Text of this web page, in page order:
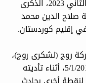
آرك نيوز... تمر اليوم 5 من شهر كانون الثاني 2023، الذكرى
صلاح الدين محمد
إقليم كوردستان.
روج (لشكرى روج)،
صلاح الدين محمد سعيد حسو بتاريخ 5/1/2016، أثناء تأديته